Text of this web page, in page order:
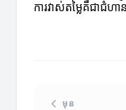
ការវាស់តម្លៃគឺជាជំហ
មុន